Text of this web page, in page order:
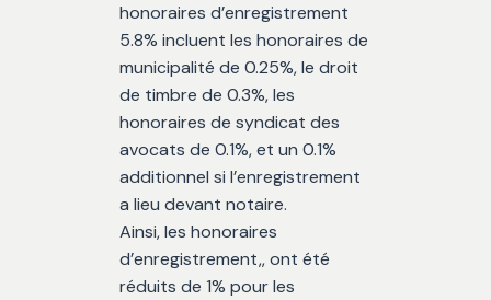
honoraires d’enregistrement
5.8% incluent les honoraires de
municipalité de 0.25%, le droit
de timbre de 0.3%, les
honoraires de syndicat des
avocats de 0.1%, et un 0.1%
additionnel si l’enregistrement
a lieu devant notaire.
Ainsi, les honoraires
d’enregistrement,, ont été
réduits de 1% pour les